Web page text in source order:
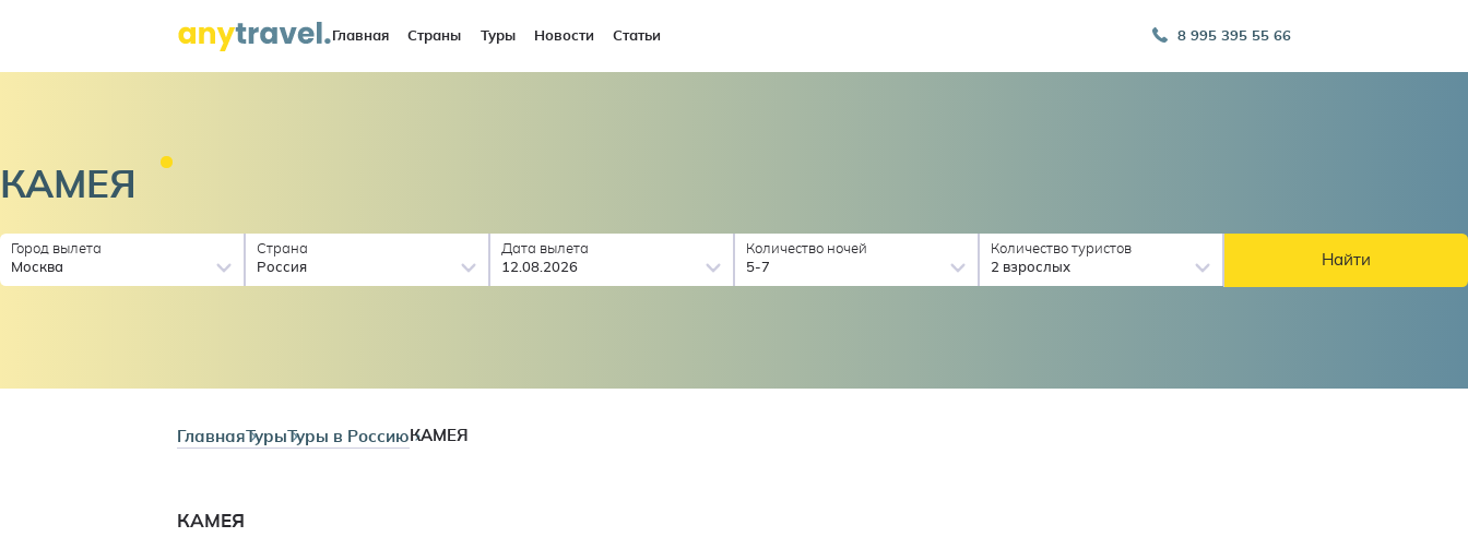
Главная Страны Туры Новости Статьи 8 995 395 55 66
КАМЕЯ
Город вылета
Москва
Страна
Россия
Дата вылета
12.08.2026
Количество ночей
5-7
Количество туристов
2 взрослых
Найти
ГлавнаяТурыТуры в Россию КАМЕЯ
КАМЕЯ